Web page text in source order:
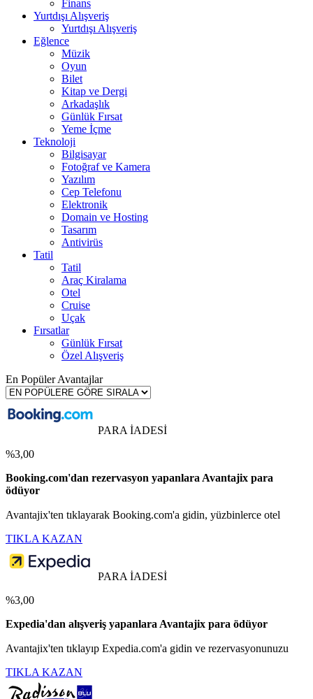
Finans
Yurtdışı Alışveriş
Yurtdışı Alışveriş
Eğlence
Müzik
Oyun
Bilet
Kitap ve Dergi
Arkadaşlık
Günlük Fırsat
Yeme İçme
Teknoloji
Bilgisayar
Fotoğraf ve Kamera
Yazılım
Cep Telefonu
Elektronik
Domain ve Hosting
Tasarım
Antivirüs
Tatil
Tatil
Araç Kiralama
Otel
Cruise
Uçak
Fırsatlar
Günlük Fırsat
Özel Alışveriş
En Popüler Avantajlar
PARA İADESİ
%3,00
Booking.com'dan rezervasyon yapanlara Avantajix para
ödüyor
Avantajix'ten tıklayarak Booking.com'a gidin, yüzbinlerce otel
TIKLA KAZAN
PARA İADESİ
%3,00
Expedia'dan alışveriş yapanlara Avantajix para ödüyor
Avantajix'ten tıklayıp Expedia.com'a gidin ve rezervasyonunuzu
TIKLA KAZAN